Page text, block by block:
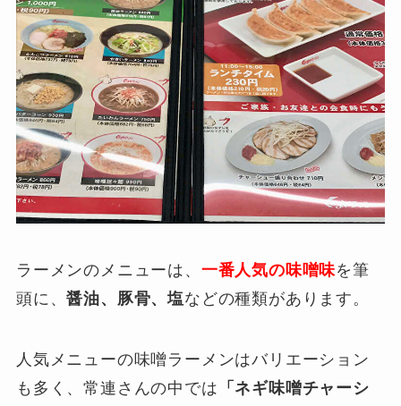
ラーメンのメニューは、 一番人気の味噌味を筆
頭に、醤油、豚骨、塩などの種類があります。
人気メニューの味噌ラーメンはバリエーション
も多く、常連さんの中では 「ネギ味噌チャーシ